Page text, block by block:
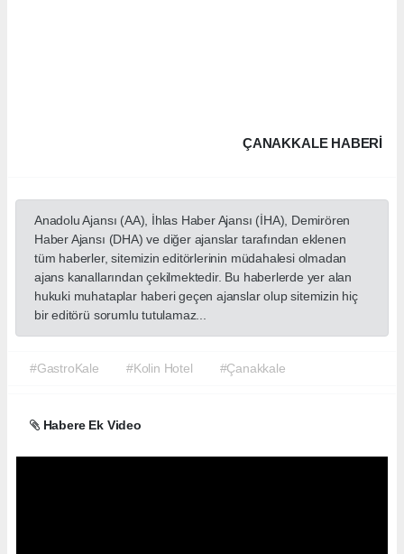
ÇANAKKALE HABERİ
Anadolu Ajansı (AA), İhlas Haber Ajansı (İHA), Demirören
Haber Ajansı (DHA) ve diğer ajanslar tarafından eklenen
tüm haberler, sitemizin editörlerinin müdahalesi olmadan
ajans kanallarından çekilmektedir. Bu haberlerde yer alan
hukuki muhataplar haberi geçen ajanslar olup sitemizin hiç
bir editörü sorumlu tutulamaz...
#GastroKale #Kolin Hotel #Çanakkale
Habere Ek Video